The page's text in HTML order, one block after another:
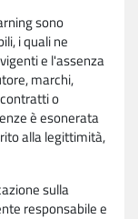
sono
i quali ne
e l'assenza
marchi,
o
è esonerata
alla legittimità,
sulla
responsabile e